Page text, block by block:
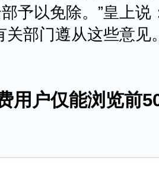
予以免除。”皇上说
关部门遵从这些意见
用户仅能浏览前